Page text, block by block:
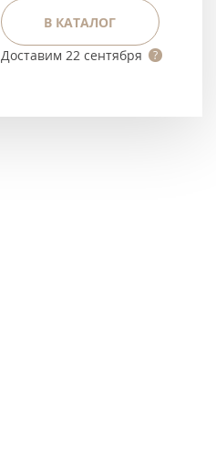
В КАТАЛОГ
Доставим 22 сентября